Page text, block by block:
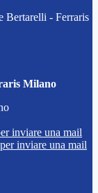
Bertarelli - Ferraris
Milano
inviare una mail
inviare una mail